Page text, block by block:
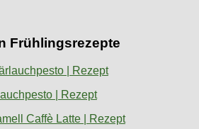
Frühlingsrezepte
| Rezept